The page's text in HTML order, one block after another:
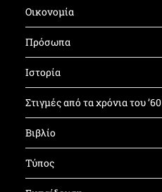
Οικονομία
Πρόσωπα
Ιστορία
Στιγμές από τα χρόνια του ’60
Βιβλίο
Τύπος